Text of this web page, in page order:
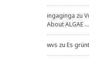
ingaginga zu
About ALGAE
wvs zu Es